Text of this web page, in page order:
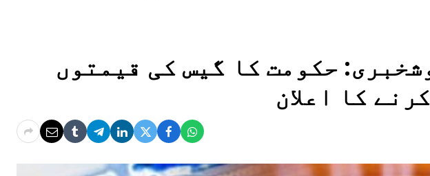
حکومت کا گیس کی قیمتوں
کا اعلان